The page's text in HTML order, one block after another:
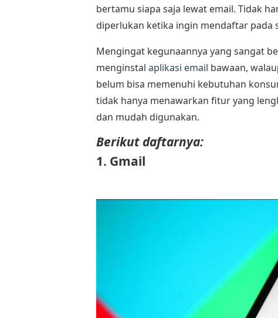
bertamu siapa saja lewat email. Tidak
diperlukan ketika ingin mendaftar pada
Mengingat kegunaannya yang sangat
menginstal aplikasi email bawaan,
belum bisa memenuhi kebutuhan
tidak hanya menawarkan fitur yang
dan mudah digunakan.
Berikut daftarnya:
1. Gmail